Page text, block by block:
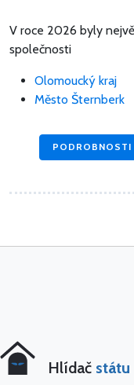
V roce 2026 byly
společnosti
Olomoucký kraj
Město Šternberk
Hlídač státu